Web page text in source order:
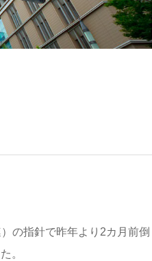
の指針で昨年より2カ月前倒
。